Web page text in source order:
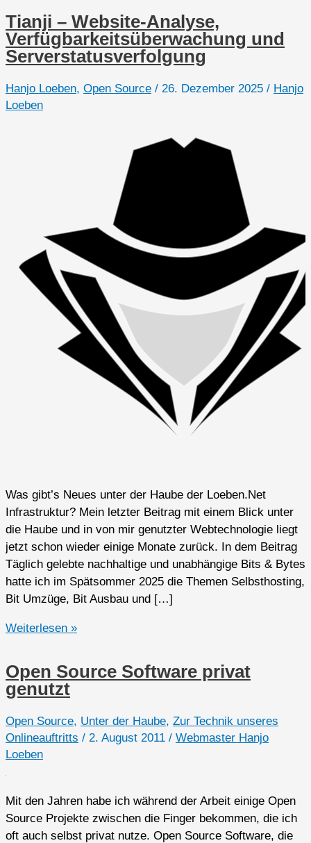
Tianji – Website-Analyse,
Verfügbarkeitsüberwachung und
Serverstatusverfolgung
Hanjo Loeben, Open Source / 26. Dezember 2025 / Hanjo
Loeben
Was gibt’s Neues unter der Haube der Loeben.Net
Infrastruktur? Mein letzter Beitrag mit einem Blick unter
die Haube und in von mir genutzter Webtechnologie liegt
jetzt schon wieder einige Monate zurück. In dem Beitrag
Täglich gelebte nachhaltige und unabhängige Bits & Bytes
hatte ich im Spätsommer 2025 die Themen Selbsthosting,
Bit Umzüge, Bit Ausbau und […]
Tianji
Analyse,
Verfügbarkeitsüberwachung
und
Serverstatusverfolgung
Weiterlesen »
Open Source Software privat
genutzt
Open Source, Unter der Haube, Zur Technik unseres
Onlineauftritts / 2. August 2011 / Webmaster Hanjo
Loeben
Mit den Jahren habe ich während der Arbeit einige Open
Source Projekte zwischen die Finger bekommen, die ich
oft auch selbst privat nutze. Open Source Software, die